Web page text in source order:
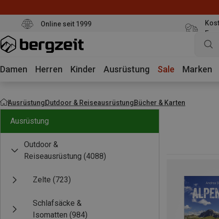
Online seit 1999
Euro
Damen Herren Kinder Ausrüstung Sale Marken
AusrüstungOutdoor & ReiseausrüstungBücher & Karten
Ausrüstung
Outdoor &
Reiseausrüstung (4088)
Zelte (723)
Schlafsäcke &
Isomatten (984)